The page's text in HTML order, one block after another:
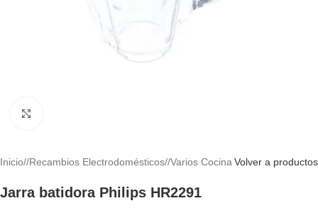
Inicio/ Recambios Electrodomésticos/ Varios CocinaVolver a productos
Jarra batidora Philips HR2291